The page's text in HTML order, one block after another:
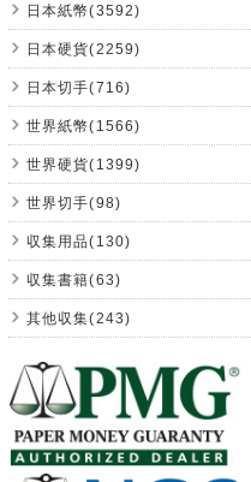
日本紙幣(3592)
日本硬貨(2259)
日本切手(716)
世界紙幣(1566)
世界硬貨(1399)
世界切手(98)
収集用品(130)
収集書籍(63)
其他収集(243)